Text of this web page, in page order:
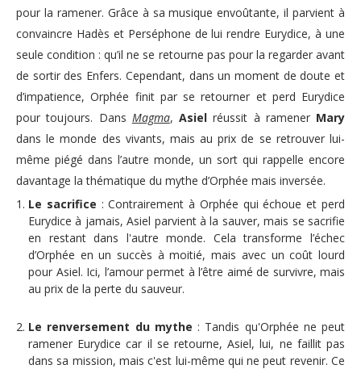
pour la ramener. Grâce à sa musique envoûtante, il parvient à
convaincre Hadès et Perséphone de lui rendre Eurydice, à une
seule condition : qu’il ne se retourne pas pour la regarder avant
de sortir des Enfers. Cependant, dans un moment de doute et
d’impatience, Orphée finit par se retourner et perd Eurydice
pour toujours. Dans Magma, Asiel réussit à ramener Mary
dans le monde des vivants, mais au prix de se retrouver lui-
même piégé dans l’autre monde, un sort qui rappelle encore
davantage la thématique du mythe d’Orphée mais inversée.
Le sacrifice : Contrairement à Orphée qui échoue et perd
Eurydice à jamais, Asiel parvient à la sauver, mais se sacrifie
en restant dans l'autre monde. Cela transforme l’échec
d’Orphée en un succès à moitié, mais avec un coût lourd
pour Asiel. Ici, l’amour permet à l’être aimé de survivre, mais
au prix de la perte du sauveur.
Le renversement du mythe : Tandis qu'Orphée ne peut
ramener Eurydice car il se retourne, Asiel, lui, ne faillit pas
dans sa mission, mais c'est lui-même qui ne peut revenir. Ce